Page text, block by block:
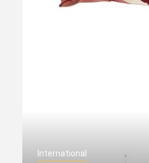
International